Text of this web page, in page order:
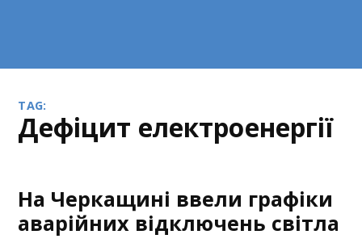
TAG:
дефіцит електроенергії
На Черкащині ввели графіки
аварійних відключень світла